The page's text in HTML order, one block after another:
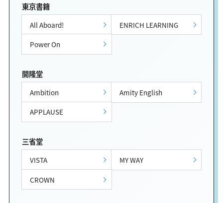
東京書籍
All Aboard!
ENRICH LEARNING
Power On
開隆堂
Ambition
Amity English
APPLAUSE
三省堂
VISTA
MY WAY
CROWN